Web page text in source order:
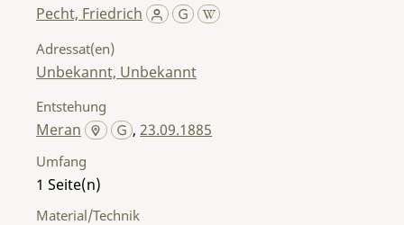
Pecht, Friedrich
Adressat(en)
Unbekannt, Unbekannt
Entstehung
Meran ,23.09.1885
Umfang
1
Material/Technik